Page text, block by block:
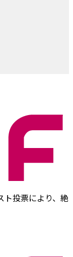
ト投票により、絶